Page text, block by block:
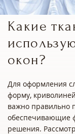
Какие
окон?
Для оформления
форму,
важно правильно
обеспечивающие
решения.